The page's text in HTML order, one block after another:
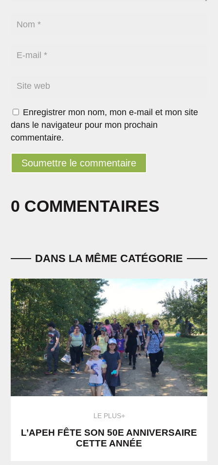
0 COMMENTAIRES
Enregistrer mon nom, mon e-mail et mon site
dans le navigateur pour mon prochain
commentaire.
Soumettre le commentaire
DANS LA MÊME CATÉGORIE
LE PLUS+
L’APEH FÊTE SON 50E ANNIVERSAIRE
CETTE ANNÉE